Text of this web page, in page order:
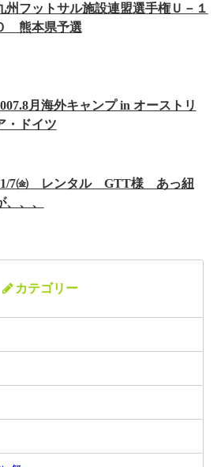
州フットサル施設連盟選手権Ｕ－１
熊本県予選
月海外キャンプ in オーストリ
・ドイツ
7㈮ レンタル GTT様 あっ紐
、、、
カテゴリー